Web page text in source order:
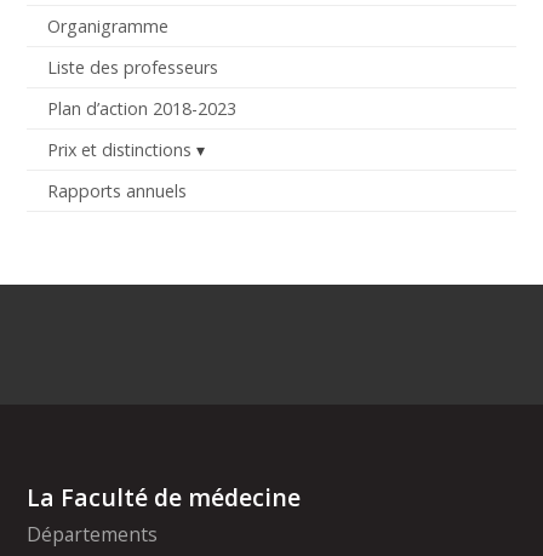
Organigramme
Liste des professeurs
Plan d’action 2018-2023
Prix et distinctions
Rapports annuels
La Faculté de médecine
Départements